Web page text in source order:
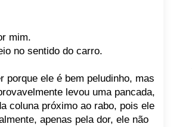
mim.
no sentido do carro.
porque ele é bem peludinho, mas
levou uma pancada,
coluna próximo ao rabo, pois ele
apenas pela dor, ele não